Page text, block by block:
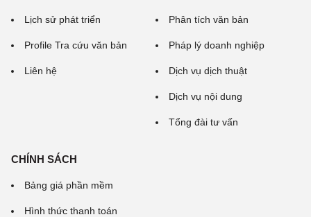
Lịch sử phát triển
Profile Tra cứu văn bản
Liên hệ
Phân tích văn bản
Pháp lý doanh nghiệp
Dịch vụ dịch thuật
Dịch vụ nội dung
Tổng đài tư vấn
CHÍNH SÁCH
Bảng giá phần mềm
Hình thức thanh toán